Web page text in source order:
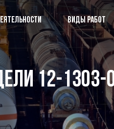
ВИДЫ РАБОТ
12-1303-